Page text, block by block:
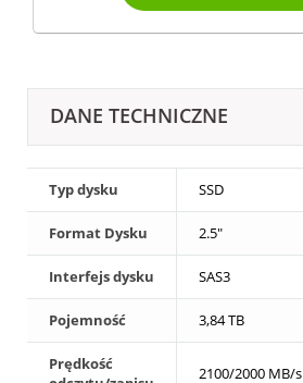
DANE TECHNICZNE
Typ dysku SSD
Format Dysku 2.5"
Interfejs dysku SAS3
Pojemność 3,84 TB
Prędkość
2100/2000 MB/s